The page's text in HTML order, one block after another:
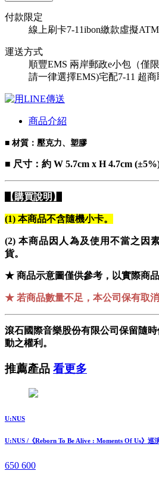
付款限定
線上刷卡7-11ibon繳款虛擬
運送方式
順豐EMS 兩岸郵政e小包（僅
請一律選擇EMS)宅配7-11 超
商品介紹
■ 材質：壓克力、塑膠
■ 尺寸：約 W 5.7cm x H 4.7cm
【購買說明】
(1) 本商品不含隨機小卡。
(2) 本商品因人為及使用不當之因
貨。
★ 商品示意圖僅供參考，以實際商品
★ 若商品數量不足，本公司保有取消
滾石國際音樂股份有限公司保留隨
動之權利。
推薦產品 看更多
U:NUS
U:NUS /《Reborn To Be Alive : Moments Of Us》巡
650 600